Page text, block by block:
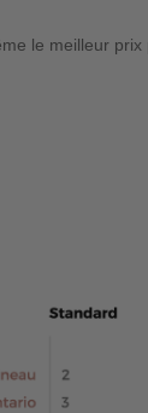
le meilleur prix